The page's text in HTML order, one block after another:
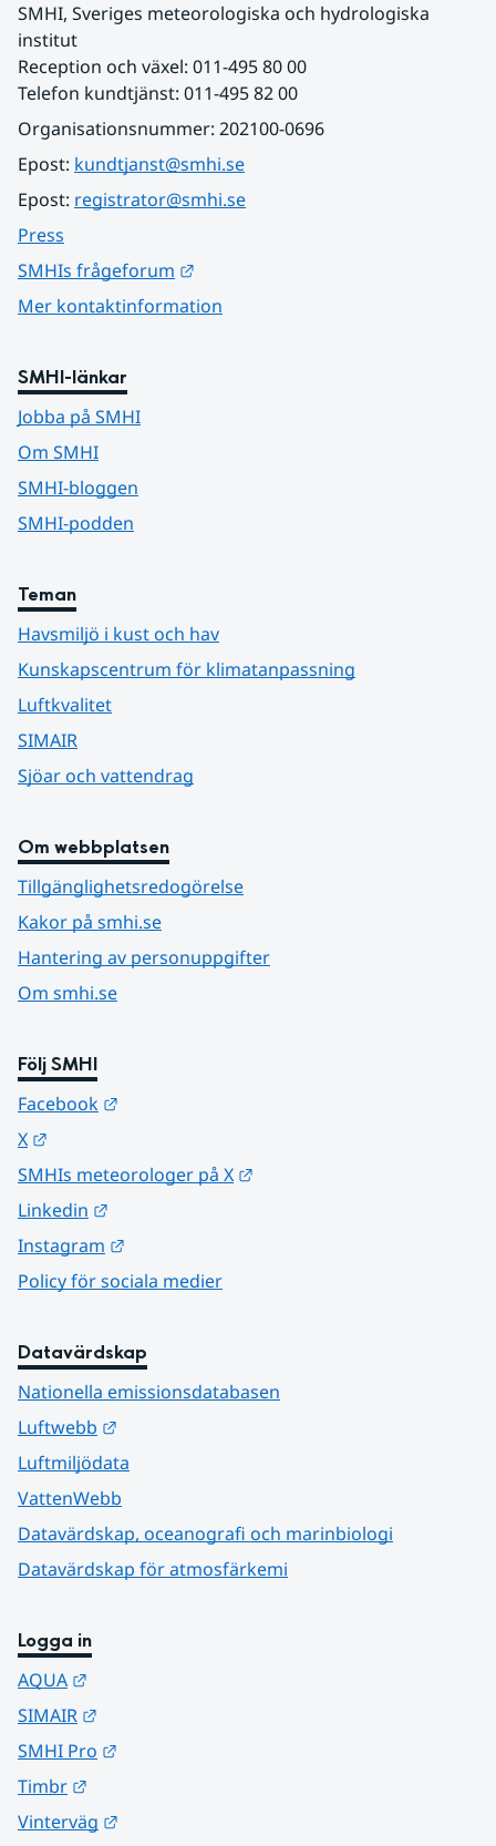
SMHI, Sveriges meteorologiska och hydrologiska
institut
Reception och växel: 011-495 80 00
Telefon kundtjänst: 011-495 82 00
Organisationsnummer: 202100-0696
Epost: kundtjanst@smhi.se
Epost: registrator@smhi.se
Press
SMHIs frågeforum
Mer kontaktinformation
SMHI-länkar
Jobba på SMHI
Om SMHI
SMHI-bloggen
SMHI-podden
Teman
Havsmiljö i kust och hav
Kunskapscentrum för klimatanpassning
Luftkvalitet
SIMAIR
Sjöar och vattendrag
Om webbplatsen
Tillgänglighetsredogörelse
Kakor på smhi.se
Hantering av personuppgifter
Om smhi.se
Följ SMHI
Facebook
X
SMHIs meteorologer på X
Linkedin
Instagram
Policy för sociala medier
Datavärdskap
Nationella emissionsdatabasen
Luftwebb
Luftmiljödata
VattenWebb
Datavärdskap, oceanografi och marinbiologi
Datavärdskap för atmosfärkemi
Logga in
AQUA
SIMAIR
SMHI Pro
Timbr
Vinterväg